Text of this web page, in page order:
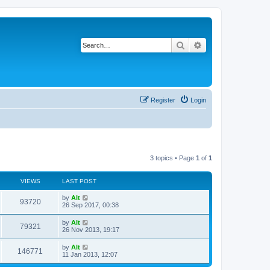
Search
Login
Register
3 topics • Page 1 of 1
VIEWS LAST POST
93720V
i
w
s
L
a
t
p
o
s
t
by Alt
26 Sep 2017, 00:38
79321
i
L
a
t
p
o
s
by Alt
26 Nov 2013, 19:17
146771
i
L
a
t
by Alt
11 Jan 2013, 12:07